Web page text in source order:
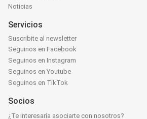
Noticias
Servicios
Suscribite al newsletter
Seguinos en Facebook
Seguinos en Instagram
Seguinos en Youtube
Seguinos en TikTok
Socios
¿Te interesaría asociarte con nosotros?